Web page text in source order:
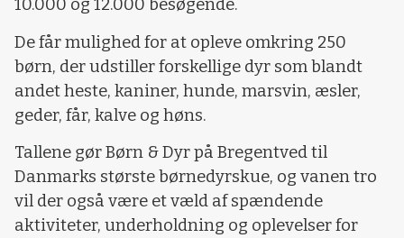
10.000 og 12.000 besøgende.
De får mulighed for at opleve omkring 250
børn, der udstiller forskellige dyr som blandt
andet heste, kaniner, hunde, marsvin, æsler,
geder, får, kalve og høns.
Tallene gør Børn & Dyr på Bregentved til
Danmarks største børnedyrskue, og vanen tro
vil der også være et væld af spændende
aktiviteter, underholdning og oplevelser for